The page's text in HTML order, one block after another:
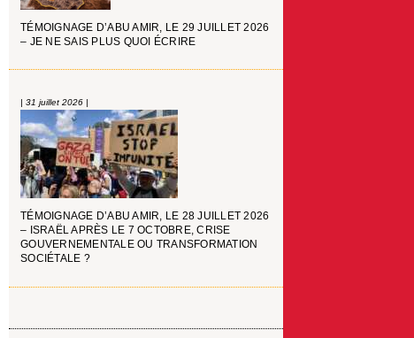
TÉMOIGNAGE D’ABU AMIR, LE 29 JUILLET 2026
– JE NE SAIS PLUS QUOI ÉCRIRE
| 31 juillet 2026 |
TÉMOIGNAGE D’ABU AMIR, LE 28 JUILLET 2026
– ISRAËL APRÈS LE 7 OCTOBRE, CRISE
GOUVERNEMENTALE OU TRANSFORMATION
SOCIÉTALE ?